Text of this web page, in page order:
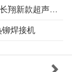
上一篇:长翔升级版超声波金属焊接机 长翔新款超声波金属点焊机
焊接机